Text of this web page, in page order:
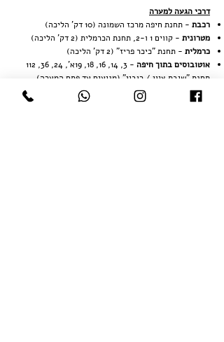
דרכי הגעה למערה
רכבת - תחנת חיפה מרכז השמונה (10 דק' הליכה)
מטרונית - קווים 1 ו-2, תחנת הכרמלית (2 דק' הליכה)
כרמלית - תחנת "כיכר פריז" (2 דק' הליכה)
אוטובוסים בתוך חיפה - 3, 14, 16, 18, 19א', 24, 36, 112
תחנת "שיבת ציון / רובין" (מגיעים עד פתח המערה)
נגישות